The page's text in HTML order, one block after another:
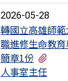
2026-05-28
轉國立高雄師
職進修生命教
簡章1份
人事室主任